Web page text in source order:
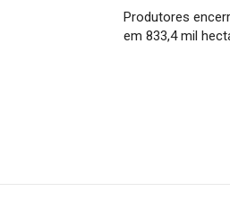
Produtores
em 833,4 mil